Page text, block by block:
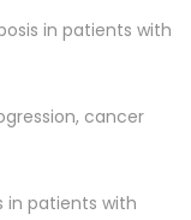
in patients with
cancer
in patients with